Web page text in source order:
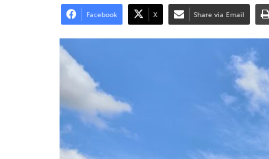
a
Facebook X Share via Email